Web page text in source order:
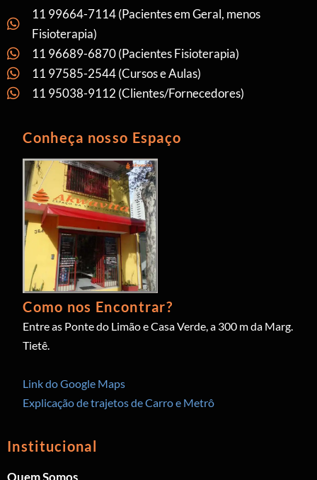
11 99664-7114 (Pacientes em Geral, menos
Fisioterapia)
11 96689-6870 (Pacientes Fisioterapia)
11 97585-2544 (Cursos e Aulas)
11 95038-9112 (Clientes/Fornecedores)
Conheça nosso Espaço
Como nos Encontrar?
Entre as Ponte do Limão e Casa Verde, a 300 m da Marg.
Tietê.
Link do Google Maps
Explicação de trajetos de Carro e Metrô
Institucional
Quem Somos